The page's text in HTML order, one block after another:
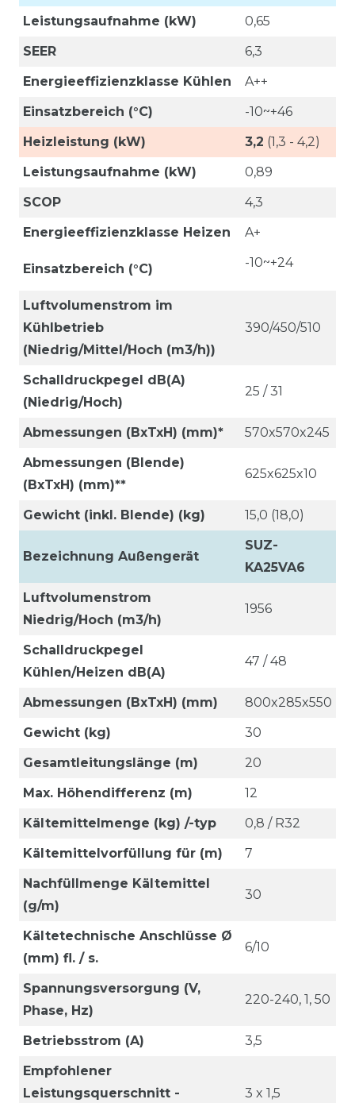
Leistungsaufnahme (kW)
0,65
SEER
6,3
Energieeffizienzklasse Kühlen
A++
Einsatzbereich (°C)
-10~+46
Heizleistung (kW)
3,2 (1,3 - 4,2)
Leistungsaufnahme (kW)
0,89
SCOP
4,3
Energieeffizienzklasse Heizen
A+
Einsatzbereich (°C) -10~+24
Luftvolumenstrom im
Kühlbetrieb
(Niedrig/Mittel/Hoch (m3/h))
390/450/510
Schalldruckpegel dB(A)
(Niedrig/Hoch)
25 / 31
Abmessungen (BxTxH) (mm)*
570x570x245
Abmessungen (Blende)
(BxTxH) (mm)**
625x625x10
Gewicht (inkl. Blende) (kg) 15,0 (18,0)
Bezeichnung Außengerät
SUZ-
KA25VA6
Luftvolumenstrom
Niedrig/Hoch (m3/h)
1956
Schalldruckpegel
Kühlen/Heizen dB(A)
47 / 48
Abmessungen (BxTxH) (mm)
800x285x550
Gewicht (kg)
30
Gesamtleitungslänge (m)
20
Max. Höhendifferenz (m)
12
Kältemittelmenge (kg) /-typ
0,8 / R32
Kältemittelvorfüllung für (m)
7
Nachfüllmenge Kältemittel
(g/m)
30
Kältetechnische Anschlüsse Ø
(mm) fl. / s.
6/10
Spannungsversorgung (V,
Phase, Hz)
220-240, 1, 50
Betriebsstrom (A)
3,5
Empfohlener
Leistungsquerschnitt -
3 x 1,5